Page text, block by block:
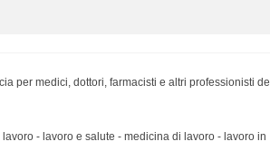
per medici, dottori, farmacisti e altri professionisti del
- lavoro e salute - medicina di lavoro - lavoro in